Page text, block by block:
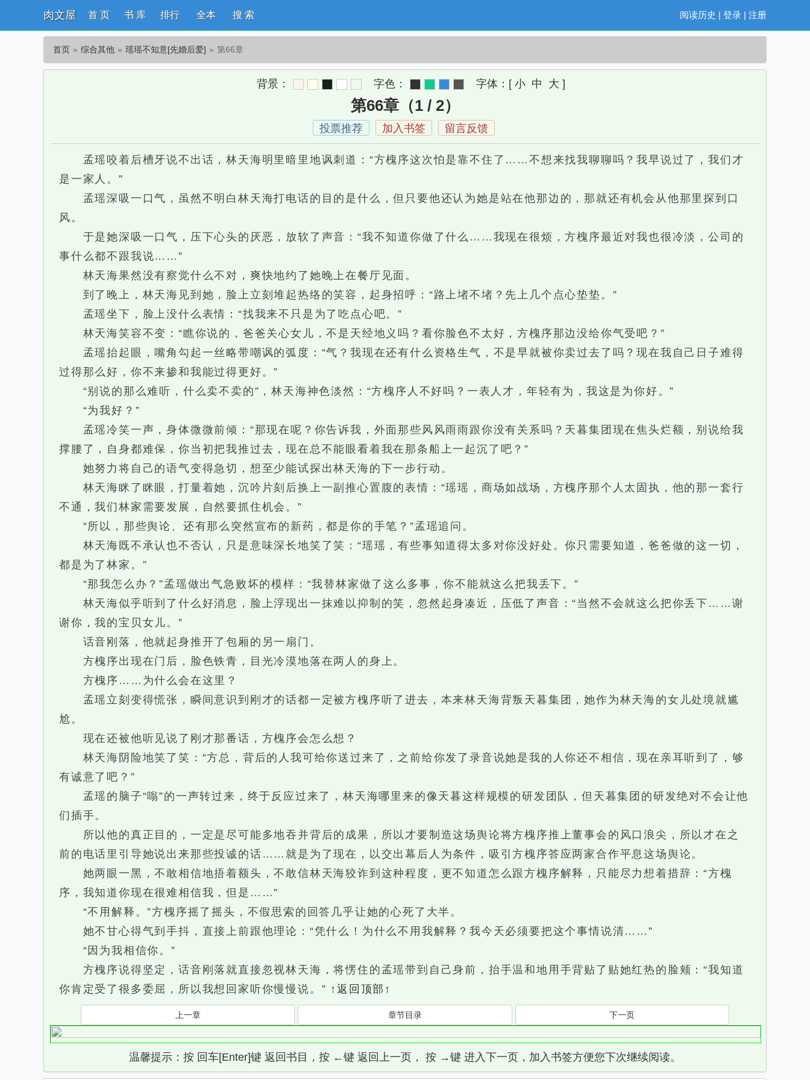
肉文屋 阅读历史 | 登录 | 注册
首 页 书 库 排行 全本 搜 索
首页 综合其他 瑶瑶不知意[先婚后爱] 第66章
背景： 字色： 字体： [ 小 中 大 ]
第66章（1 / 2）
投票推荐 加入书签 留言反馈
孟瑶咬着后槽牙说不出话，林天海明里暗里地讽刺道：“方槐序这次怕是靠不住了……不想来找我聊聊吗？我早说过了，我们才
是一家人。”
孟瑶深吸一口气，虽然不明白林天海打电话的目的是什么，但只要他还认为她是站在他那边的，那就还有机会从他那里探到口
风。
于是她深吸一口气，压下心头的厌恶，放软了声音：“我不知道你做了什么……我现在很烦，方槐序最近对我也很冷淡，公司的
事什么都不跟我说……”
林天海果然没有察觉什么不对，爽快地约了她晚上在餐厅见面。
到了晚上，林天海见到她，脸上立刻堆起热络的笑容，起身招呼：“路上堵不堵？先上几个点心垫垫。”
孟瑶坐下，脸上没什么表情：“找我来不只是为了吃点心吧。”
林天海笑容不变：“瞧你说的，爸爸关心女儿，不是天经地义吗？看你脸色不太好，方槐序那边没给你气受吧？”
孟瑶抬起眼，嘴角勾起一丝略带嘲讽的弧度：“气？我现在还有什么资格生气，不是早就被你卖过去了吗？现在我自己日子难得
过得那么好，你不来掺和我能过得更好。”
“别说的那么难听，什么卖不卖的”，林天海神色淡然：“方槐序人不好吗？一表人才，年轻有为，我这是为你好。”
“为我好？”
孟瑶冷笑一声，身体微微前倾：“那现在呢？你告诉我，外面那些风风雨雨跟你没有关系吗？天暮集团现在焦头烂额，别说给我
撑腰了，自身都难保，你当初把我推过去，现在总不能眼看着我在那条船上一起沉了吧？”
她努力将自己的语气变得急切，想至少能试探出林天海的下一步行动。
林天海眯了眯眼，打量着她，沉吟片刻后换上一副推心置腹的表情：“瑶瑶，商场如战场，方槐序那个人太固执，他的那一套行
不通，我们林家需要发展，自然要抓住机会。”
“所以，那些舆论、还有那么突然宣布的新药，都是你的手笔？”孟瑶追问。
林天海既不承认也不否认，只是意味深长地笑了笑：“瑶瑶，有些事知道得太多对你没好处。你只需要知道，爸爸做的这一切，
都是为了林家。”
“那我怎么办？”孟瑶做出气急败坏的模样：“我替林家做了这么多事，你不能就这么把我丢下。”
林天海似乎听到了什么好消息，脸上浮现出一抹难以抑制的笑，忽然起身凑近，压低了声音：“当然不会就这么把你丢下……谢
谢你，我的宝贝女儿。”
话音刚落，他就起身推开了包厢的另一扇门。
方槐序出现在门后，脸色铁青，目光冷漠地落在两人的身上。
方槐序……为什么会在这里？
孟瑶立刻变得慌张，瞬间意识到刚才的话都一定被方槐序听了进去，本来林天海背叛天暮集团，她作为林天海的女儿处境就尴
尬。
现在还被他听见说了刚才那番话，方槐序会怎么想？
林天海阴险地笑了笑：“方总，背后的人我可给你送过来了，之前给你发了录音说她是我的人你还不相信，现在亲耳听到了，够
有诚意了吧？”
孟瑶的脑子“嗡”的一声转过来，终于反应过来了，林天海哪里来的像天暮这样规模的研发团队，但天暮集团的研发绝对不会让他
们插手。
所以他的真正目的，一定是尽可能多地吞并背后的成果，所以才要制造这场舆论将方槐序推上董事会的风口浪尖，所以才在之
前的电话里引导她说出来那些投诚的话……就是为了现在，以交出幕后人为条件，吸引方槐序答应两家合作平息这场舆论。
她两眼一黑，不敢相信地捂着额头，不敢信林天海狡诈到这种程度，更不知道怎么跟方槐序解释，只能尽力想着措辞：“方槐
序，我知道你现在很难相信我，但是……”
“不用解释。”方槐序摇了摇头，不假思索的回答几乎让她的心死了大半。
她不甘心得气到手抖，直接上前跟他理论：“凭什么！为什么不用我解释？我今天必须要把这个事情说清……”
“因为我相信你。”
方槐序说得坚定，话音刚落就直接忽视林天海，将愣住的孟瑶带到自己身前，抬手温和地用手背贴了贴她红热的脸颊：“我知道
你肯定受了很多委屈，所以我想回家听你慢慢说。” ↑返回顶部↑
上一章 章节目录 下一页
温馨提示：按 回车[Enter]键 返回书目，按 ←键 返回上一页， 按 →键 进入下一页，加入书签方便您下次继续阅读。